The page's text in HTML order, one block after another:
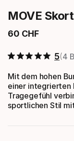
MOVE
60 CHF
Endpreis
5 4
Mit dem hohen
einer integrierten
Tragegefühl
sportlichen Stil